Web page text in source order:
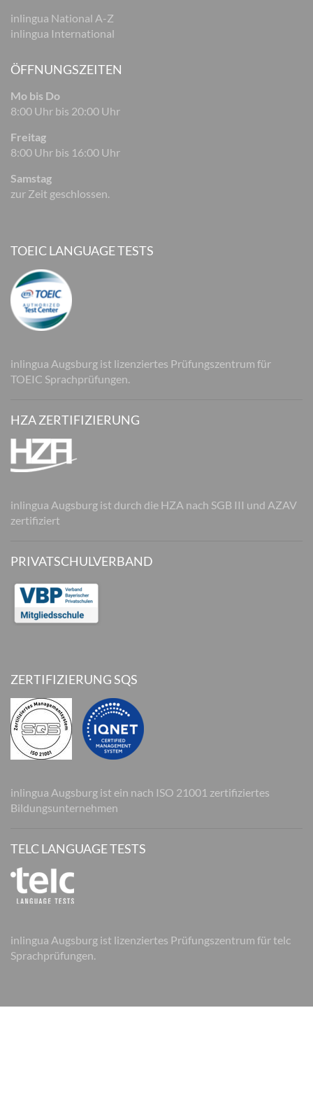
inlingua National A-Z
inlingua International
ÖFFNUNGSZEITEN
Mo bis Do
8:00 Uhr bis 20:00 Uhr
Freitag
8:00 Uhr bis 16:00 Uhr
Samstag
zur Zeit geschlossen.
TOEIC LANGUAGE TESTS
inlingua Augsburg ist lizenziertes Prüfungszentrum für
TOEIC Sprachprüfungen.
HZA ZERTIFIZIERUNG
inlingua Augsburg ist durch die HZA nach SGB III und AZAV
zertifiziert
PRIVATSCHULVERBAND
ZERTIFIZIERUNG SQS
inlingua Augsburg ist ein nach ISO 21001 zertifiziertes
Bildungsunternehmen
TELC LANGUAGE TESTS
inlingua Augsburg ist lizenziertes Prüfungszentrum für telc
Sprachprüfungen.